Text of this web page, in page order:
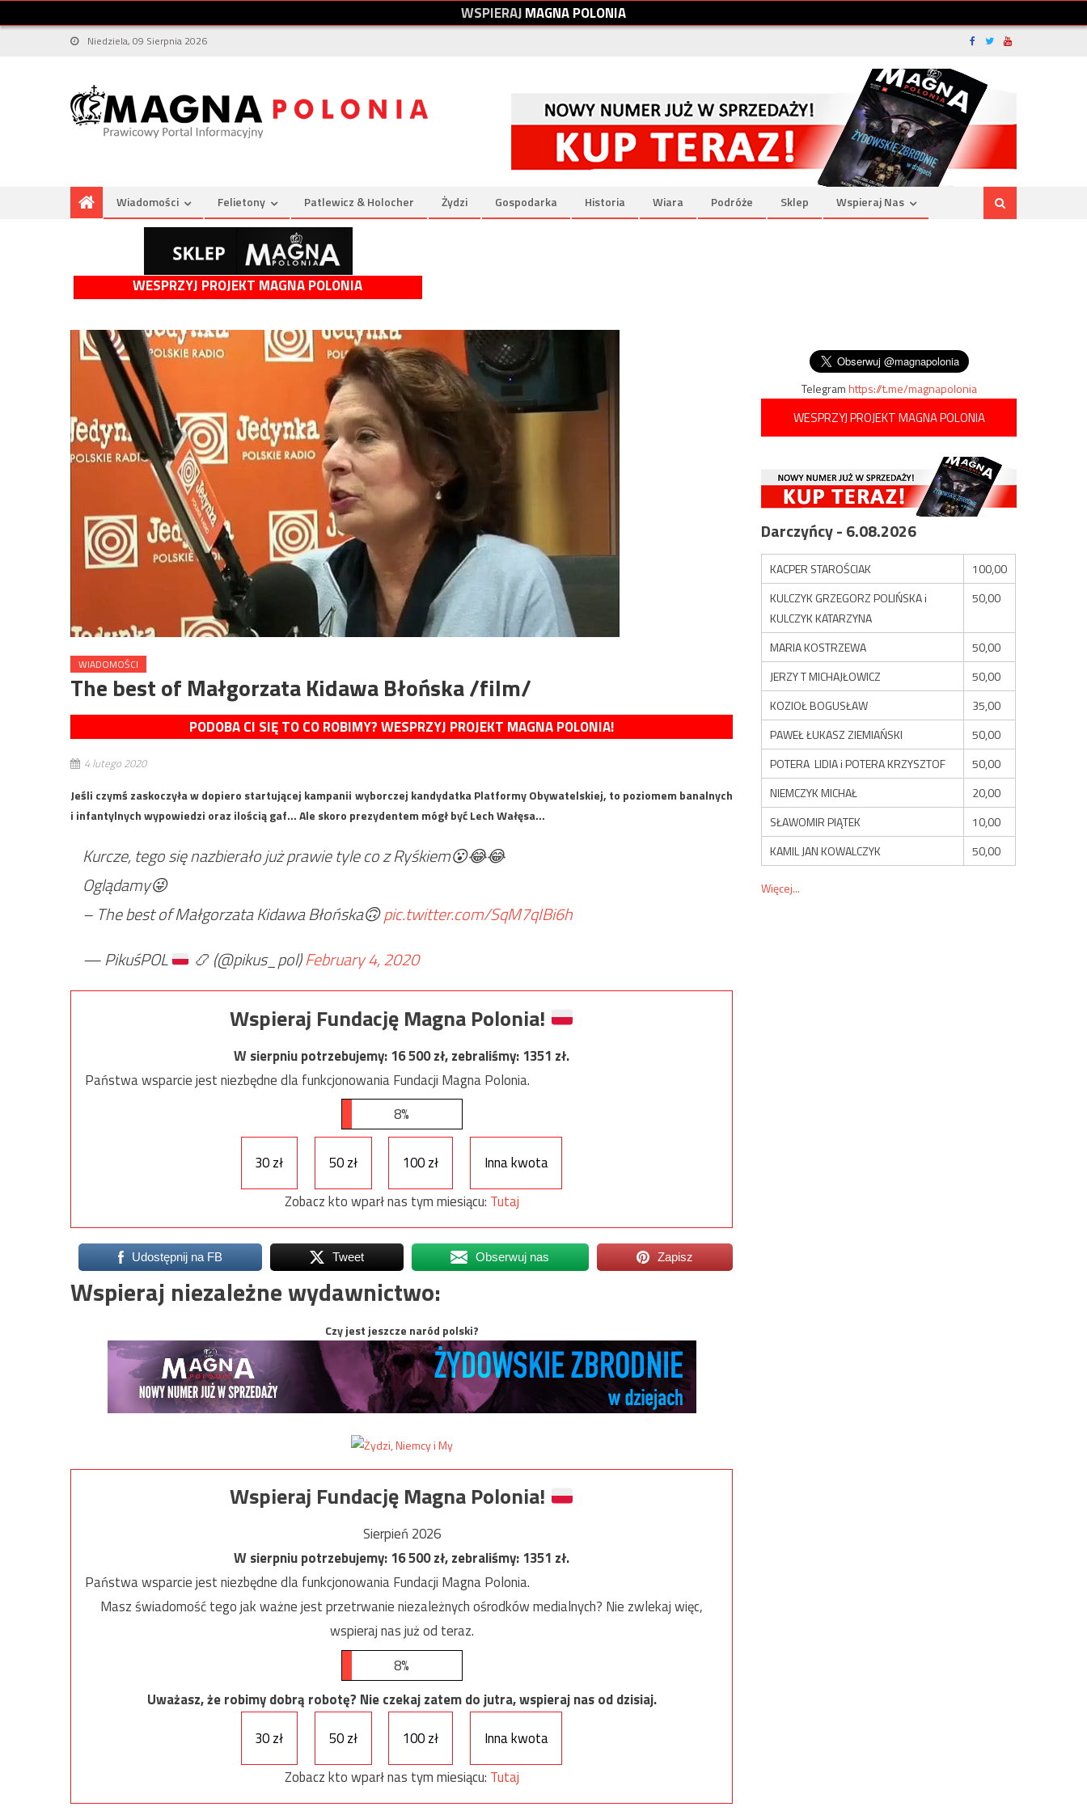
WSPIERAJMAGNAPOLONIA
Niedziela, 09 Sierpnia 2026
Wiadomości Felietony Patlewicz & Holocher Żydzi Gospodarka Historia Wiara Podróże Sklep Wspieraj Nas
WESPRZYJ PROJEKT MAGNA POLONIA
WIADOMOŚCI
The best of Małgorzata Kidawa Błońska /film/
PODOBA CI SIĘ TO CO ROBIMY? WESPRZYJ PROJEKT MAGNA POLONIA!
4 lutego 2020
Jeśli czymś zaskoczyła w dopiero startującej kampanii wyborczej kandydatka Platformy Obywatelskiej, to poziomem banalnych
i infantylnych wypowiedzi oraz ilością gaf… Ale skoro prezydentem mógł być Lech Wałęsa…
Kurcze, tego się nazbierało już prawie tyle co z Ryśkiem😮😂😂
Oglądamy😜
– The best of Małgorzata Kidawa Błońska🙃pic.twitter.com/SqM7qIBi6h
— PikuśPOL
📿(@pikus_pol)February 4, 2020
Wspieraj Fundację Magna Polonia!
W sierpniu potrzebujemy:16 500zł, zebraliśmy:1351 zł.
Państwa wsparcie jest niezbędne dla funkcjonowania Fundacji Magna Polonia.
8%
30 zł 50 zł 100 zł
Inna kwota
Zobacz kto wparł nas tym miesiącu: Tutaj
Udostępnij na FB Tweet Obserwuj nas Zapisz
Wspieraj niezależne wydawnictwo:
Czy jest jeszcze naród polski?
Wspieraj Fundację Magna Polonia!
Sierpień 2026
W sierpniu potrzebujemy:16 500zł, zebraliśmy:1351 zł.
Państwa wsparcie jest niezbędne dla funkcjonowania Fundacji Magna Polonia.
Masz świadomość tego jak ważne jest przetrwanie niezależnych ośrodków medialnych? Nie zwlekaj więc,
wspieraj nas już od teraz.
8%
Uważasz, że robimy dobrą robotę? Nie czekaj zatem do jutra, wspieraj nas od dzisiaj.
30 zł
50 zł 100 zł
Inna kwota
Zobacz kto wparł nas tym miesiącu: Tutaj
Telegramhttps://t.me/magnapolonia
WESPRZYJ PROJEKT MAGNA POLONIA
Darczyńcy - 6.08.2026
KACPER STAROŚCIAK
100,00
KULCZYK GRZEGORZ POLIŃSKA i
KULCZYK KATARZYNA
50,00
MARIA KOSTRZEWA
50,00
JERZY T MICHAJŁOWICZ
50,00
KOZIOŁ BOGUSŁAW
35,00
PAWEŁ ŁUKASZ ZIEMIAŃSKI
50,00
POTERA LIDIA i POTERA KRZYSZTOF
50,00
NIEMCZYK MICHAŁ
20,00
SŁAWOMIR PIĄTEK
10,00
KAMIL JAN KOWALCZYK
50,00
Więcej...